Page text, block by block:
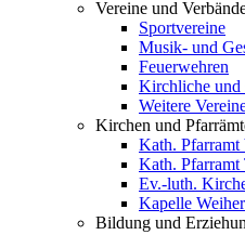
Vereine und
Sportvereine
Musik- und
Feuerwehren
Kirchliche und
Weitere
Kirchen und
Kath. Pfarramt
Kath. Pfarramt
Ev.-luth.
Kapelle Weiher
Bildung und